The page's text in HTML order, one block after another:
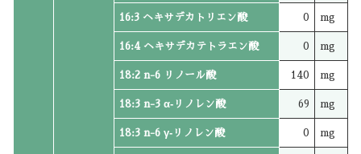
16:3 ヘキサデカトリエン酸 0 mg
16:4 ヘキサデカテトラエン酸 0 mg
18:2 n-6 リノール酸 140 mg
18:3 n-3 α‐リノレン酸 69 mg
18:3 n-6 γ‐リノレン酸 0 mg